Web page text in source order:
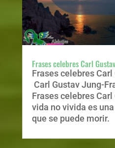
Frases celebres Carl
Frases celebres
Carl Gustav Jung-
Frases celebres
vida no vivida es
que se puede morir.